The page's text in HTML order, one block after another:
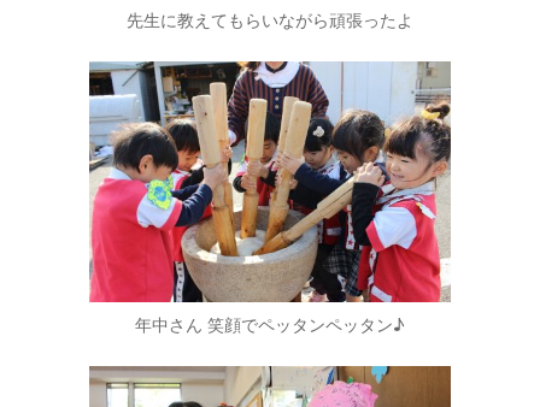
先生に教えてもらいながら頑張ったよ
年中さん 笑顔でペッタンペッタン♪